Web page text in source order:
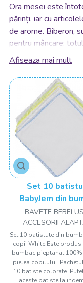
Ora mesei este
părinți, iar cu
de arome. Biberon,
pentru mâncare:
îți oferim o selecție a
Mesele
important:
bebelușul să se
crește sănătos.
dotat cu tot ce
La început, când e
biberoanele,
biberoane. Mai
veselă specială și,
precum și
desigur, un
cel mai fericit
drool.ro!
Confort la
cât și pentru
Afiseaza mai mult
Set 10
BabyJem din
pentru copii
BAVETE
ACCESORII
Set 10 batistute din
copii White Este
bumbac pieptanat 100%
pielea copilului.
10 batiste colorate.
aceste batiste la